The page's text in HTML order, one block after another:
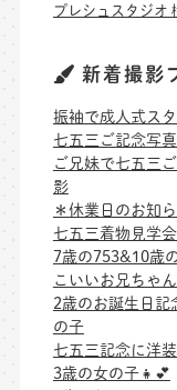
プレシュスタジオ
新着撮影
振袖で成人式ス
七五三ご記念写
ご兄妹で七五三
影
＊休業日のお知
七五三着物見学
7歳の753&10歳
こいいお兄ちゃ
2歳のお誕生日記
の子
七五三記念に洋
3歳の女の子👧💕